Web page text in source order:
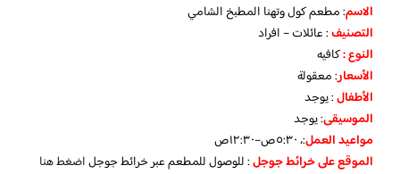
الاسم: مطعم كول وتهنا المطبخ الشامي
التصنيف: عائلات – افراد
النوع :كافيه
الأسعار:معقولة
الأطفال:يوجد
الموسيقى:يوجد
مواعيد العمل:، ٥:٣٠ص–١٢:٣٠ص
الموقع على خرائط جوجل: للوصول للمطعم عبر خرائط جوجلاضغط هنا